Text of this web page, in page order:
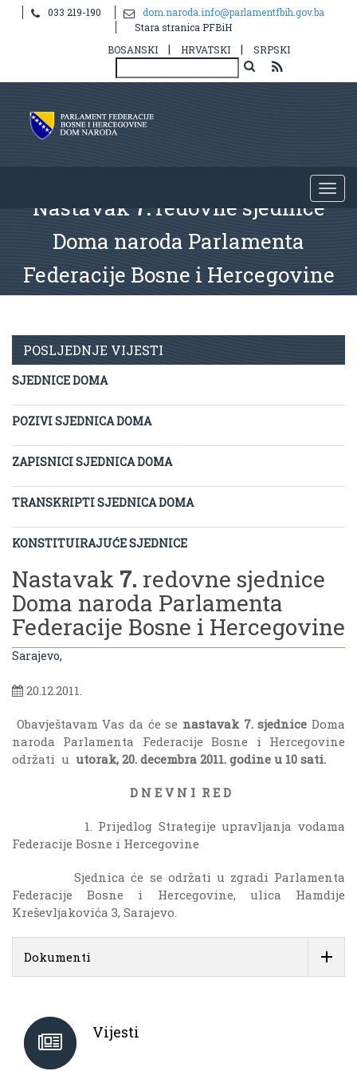
033 219-190
dom.naroda.info@parlamentfbih.gov.ba
Stara stranica PFBiH
BOSANSKI
| HRVATSKI | SRPSKI
Nastavak7.redovne sjednice
Doma naroda Parlamenta
Federacije Bosne i Hercegovine
POSLJEDNJE VIJESTI
SJEDNICE DOMA
POZIVI SJEDNICA DOMA
ZAPISNICI SJEDNICA DOMA
TRANSKRIPTI SJEDNICA DOMA
KONSTITUIRAJUĆE SJEDNICE
Nastavak 7. redovne sjednice
Doma naroda Parlamenta
Federacije Bosne i Hercegovine
Sarajevo,
20.12.2011.
Obavještavam Vas da će se nastavak 7. sjednice Doma
naroda Parlamenta Federacije Bosne i Hercegovine
održati u utorak, 20. decembra 2011. godine u 10 sati.
D N E V N I R E D
1. Prijedlog Strategije upravljanja vodama
Federacije Bosne i Hercegovine
Sjednica će se održati u zgradi Parlamenta
Federacije Bosne i Hercegovine, ulica Hamdije
Kreševljakovića 3, Sarajevo.
Dokumenti
Vijesti